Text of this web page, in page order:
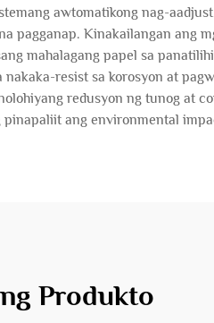
awtomatikong nag-
pagganap. Kinakailangan ang
mahalagang papel sa
resist sa korosyon at
redusyon ng tunog at
pinapaliit ang environmental
Produkto